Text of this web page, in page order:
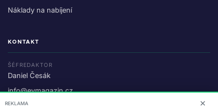
Náklady na nabíjení
KONTAKT
ŠÉFREDAKTOR
Daniel Česák
info@evmagazin.cz
O nás
REKLAMA ✕